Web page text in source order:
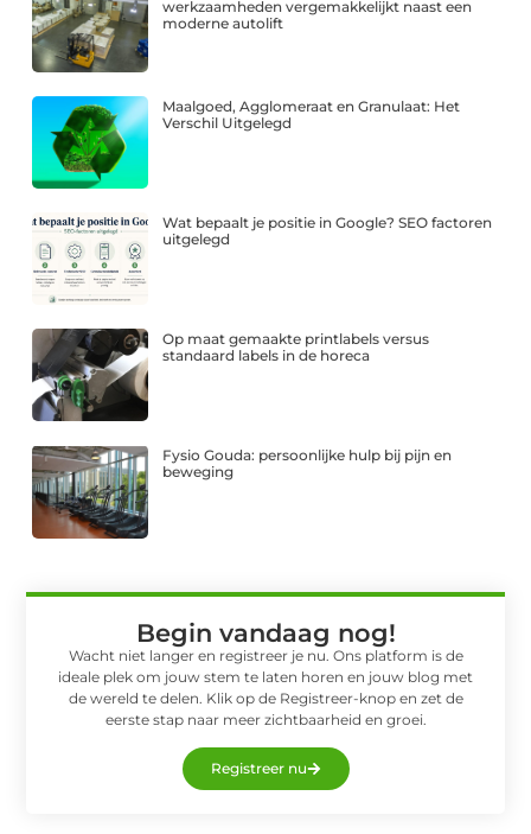
werkzaamheden vergemakkelijkt naast een
moderne autolift
Maalgoed, Agglomeraat en Granulaat: Het
Verschil Uitgelegd
Wat bepaalt je positie in Google? SEO factoren
uitgelegd
Op maat gemaakte printlabels versus
standaard labels in de horeca
Fysio Gouda: persoonlijke hulp bij pijn en
beweging
Begin vandaag nog!
Wacht niet langer en registreer je nu. Ons platform is de
ideale plek om jouw stem te laten horen en jouw blog met
de wereld te delen. Klik op de Registreer-knop en zet de
eerste stap naar meer zichtbaarheid en groei.
Registreer nu